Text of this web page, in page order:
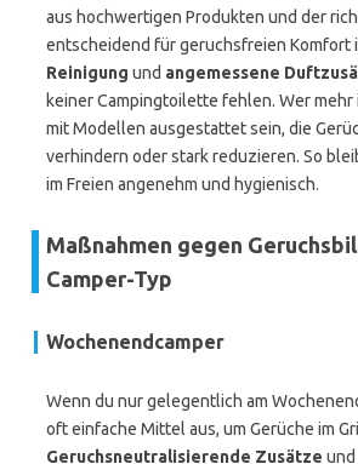
aus hochwertigen Produkten und der
entscheidend für geruchsfreien Komfort
Reinigung und angemessene
keiner Campingtoilette fehlen. Wer mehr
mit Modellen ausgestattet sein, die
verhindern oder stark reduzieren. So
im Freien angenehm und hygienisch.
Maßnahmen gegen
Camper-Typ
Wochenendcamper
Wenn du nur gelegentlich am
oft einfache Mittel aus, um Gerüche im
Geruchsneutralisierende Zusätze